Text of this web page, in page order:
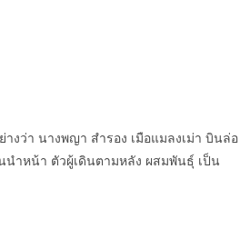
างว่า นางพญา สำรอง เมือแมลงเม่า บินล่อ
นำหน้า ตัวผู้เดินตามหลัง ผสมพันธุ์ เป็น